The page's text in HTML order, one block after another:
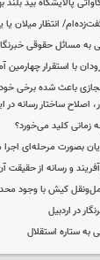
انتظار میلان یا
مسائل حقوقی
با استقرار چهارمین
باعث شده برخی
اصلاح ساختار رسانه در
زمانی کلید می‌خورد؟
بصورت مرحله‌ای
و رسانه از حقیقت
کیش با وجود
در اردبیل
به ستاره استقلال